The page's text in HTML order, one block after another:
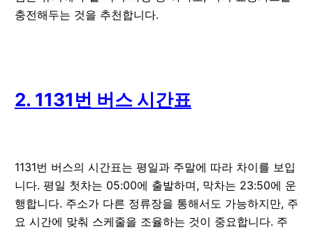
충전해두는 것을 추천합니다.
2. 1131번 버스 시간표
1131번 버스의 시간표는 평일과 주말에 따라 차이를 보입
니다. 평일 첫차는 05:00에 출발하며, 막차는 23:50에 운
행합니다. 주소가 다른 정류장을 통해서도 가능하지만, 주
요 시간에 맞춰 스케줄을 조율하는 것이 중요합니다. 주